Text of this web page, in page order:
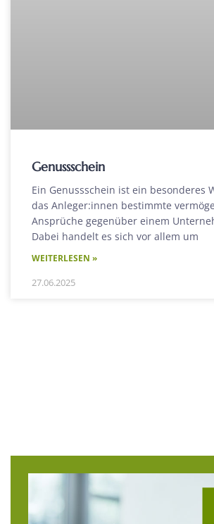
Genussschein
Ein Genussschein ist ein besonderes
das Anleger:innen bestimmte
Ansprüche gegenüber einem
Dabei handelt es sich vor allem um
WEITERLESEN »
27.06.2025